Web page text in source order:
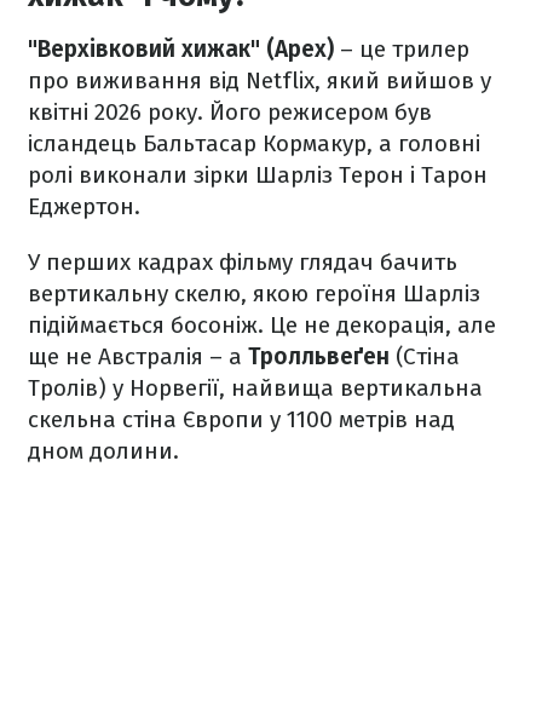
"Верхівковий хижак" (Apex) – це трилер
про виживання від Netflix, який вийшов у
квітні 2026 року. Його режисером був
ісландець Бальтасар Кормакур, а головні
ролі виконали зірки Шарліз Терон і Тарон
Еджертон.
У перших кадрах фільму глядач бачить
вертикальну скелю, якою героїня Шарліз
підіймається босоніж. Це не декорація, але
ще не Австралія – а Тролльвеґен (Стіна
Тролів) у Норвегії, найвища вертикальна
скельна стіна Європи у 1100 метрів над
дном долини.